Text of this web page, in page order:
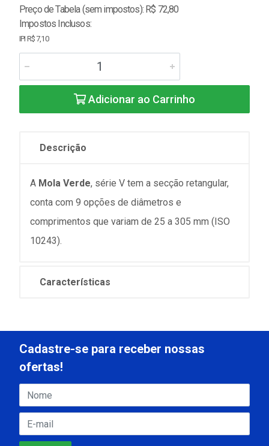
Preço de Tabela (sem impostos): R$ 72,80
Impostos Inclusos:
IPI R$ 7,10
Adicionar ao Carrinho
Descrição
A Mola Verde, série V tem a secção retangular,
conta com 9 opções de diâmetros e
comprimentos que variam de 25 a 305 mm (ISO
10243).
Características
Cadastre-se para receber nossas
ofertas!